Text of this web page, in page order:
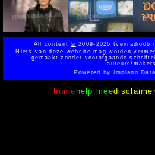
All content© 2009-2026
Niets van deze website mag worden
gemaakt zonder voorafgaande
auteurs/
Powered by
home help mee